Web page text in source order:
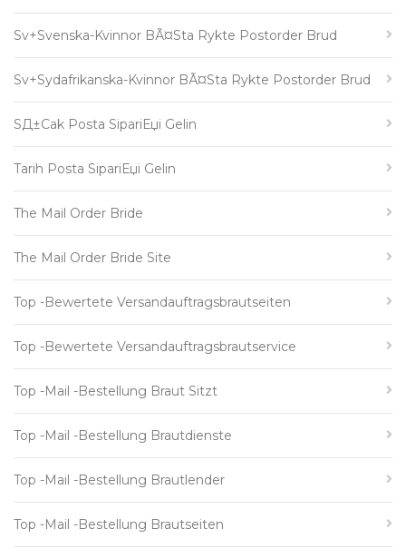
Sv+svenska-Kvinnor BÃ¤sta Rykte Postorder Brud
Sv+sydafrikanska-Kvinnor BÃ¤sta Rykte Postorder Brud
SД±cak Posta SipariЕџi Gelin
Tarih Posta SipariЕџi Gelin
The Mail Order Bride
The Mail Order Bride Site
Top -bewertete Versandauftragsbrautseiten
Top -bewertete Versandauftragsbrautservice
Top -Mail -Bestellung Braut Sitzt
Top -Mail -Bestellung Brautdienste
Top -Mail -Bestellung Brautlender
Top -Mail -Bestellung Brautseiten